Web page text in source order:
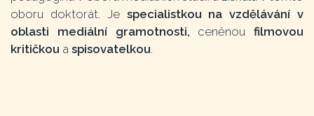
oboru doktorát. Je specialistkou na vzdělávání v
oblasti mediální gramotnosti, ceněnou filmovou
kritičkou a spisovatelkou.